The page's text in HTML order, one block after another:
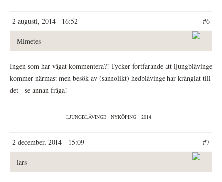
2 augusti, 2014 - 16:52 #6
Mimetes
Ingen som har vågat kommentera?! Tycker fortfarande att ljungblåvinge
kommer närmast men besök av (sannolikt) hedblåvinge har krånglat till
det - se annan fråga!
LJUNGBLÅVINGE NYKÖPING 2014
2 december, 2014 - 15:09 #7
lars